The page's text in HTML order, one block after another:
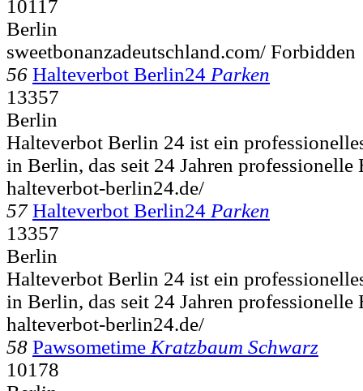
10117
Berlin
sweetbonanzadeutschland.com/ Forbidden
56 Halteverbot Berlin24 Parken
13357
Berlin
Halteverbot Berlin 24 ist ein
in Berlin, das seit 24 Jahren professionelle
halteverbot-berlin24.de/
57 Halteverbot Berlin24 Parken
13357
Berlin
Halteverbot Berlin 24 ist ein
in Berlin, das seit 24 Jahren professionelle
halteverbot-berlin24.de/
58 Pawsometime Kratzbaum Schwarz
10178